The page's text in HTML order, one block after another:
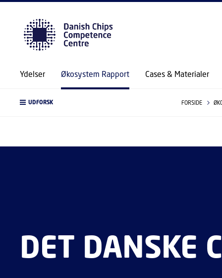
Ydelser Økosystem Rapport Cases & Materialer
UDFORSK FORSIDE
DET DANSKE